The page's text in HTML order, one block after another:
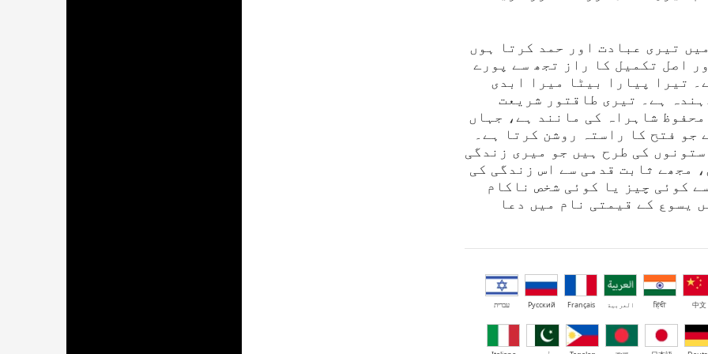
تیری عبادت اور حمد کرتا ہوں
اصل تکمیل کا راز تجھ سے پورے
تیرا پیارا بیٹا میرا ابدی
ہے۔ تیری طاقتور شریعت
شاہراہ کی مانند ہے، جہاں
جو فتح کا راستہ روشن کرتا ہے۔
کی طرح ہیں جو میری زندگی
مجھے ثابت قدمی سے اس زندگی کی
کوئی چیز یا کوئی شخص ناکام
یسوع کے قیمتی نام میں دعا
中文
हिंदी العربية Français
Русский עברית